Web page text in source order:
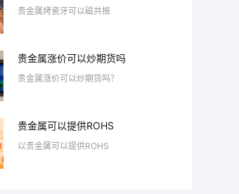
贵金属烤瓷牙可以磁共振
贵金属涨价可以炒期货吗
贵金属涨价可以炒期货吗？
贵金属可以提供ROHS
以贵金属可以提供ROHS